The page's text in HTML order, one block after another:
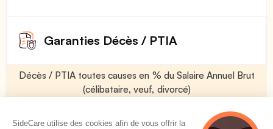
Garanties Décès / PTIA
Décès / PTIA toutes causes en % du Salaire Annuel Brut
(célibataire, veuf, divorcé)
SideCare utilise des cookies afin de vous offrir la